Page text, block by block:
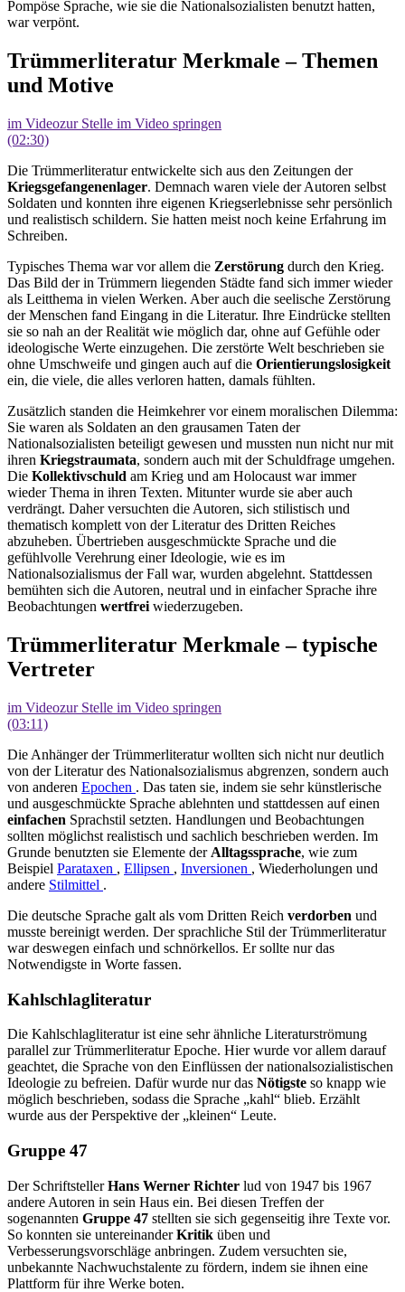
Pompöse Sprache, wie sie die Nationalsozialisten benutzt hatten,
war verpönt.
Trümmerliteratur Merkmale – Themen
und Motive
im Videozur Stelle im Video springen
(02:30)
Die Trümmerliteratur entwickelte sich aus den Zeitungen der
Kriegsgefangenenlager. Demnach waren viele der Autoren selbst
Soldaten und konnten ihre eigenen Kriegserlebnisse sehr persönlich
und realistisch schildern. Sie hatten meist noch keine Erfahrung im
Schreiben.
Typisches Thema war vor allem die Zerstörung durch den Krieg.
Das Bild der in Trümmern liegenden Städte fand sich immer wieder
als Leitthema in vielen Werken. Aber auch die seelische Zerstörung
der Menschen fand Eingang in die Literatur. Ihre Eindrücke stellten
sie so nah an der Realität wie möglich dar, ohne auf Gefühle oder
ideologische Werte einzugehen. Die zerstörte Welt beschrieben sie
ohne Umschweife und gingen auch auf die Orientierungslosigkeit
ein, die viele, die alles verloren hatten, damals fühlten.
Zusätzlich standen die Heimkehrer vor einem moralischen Dilemma:
Sie waren als Soldaten an den grausamen Taten der
Nationalsozialisten beteiligt gewesen und mussten nun nicht nur mit
ihren Kriegstraumata, sondern auch mit der Schuldfrage umgehen.
Die Kollektivschuld am Krieg und am Holocaust war immer
wieder Thema in ihren Texten. Mitunter wurde sie aber auch
verdrängt. Daher versuchten die Autoren, sich stilistisch und
thematisch komplett von der Literatur des Dritten Reiches
abzuheben. Übertrieben ausgeschmückte Sprache und die
gefühlvolle Verehrung einer Ideologie, wie es im
Nationalsozialismus der Fall war, wurden abgelehnt. Stattdessen
bemühten sich die Autoren, neutral und in einfacher Sprache ihre
Beobachtungen wertfrei wiederzugeben.
Trümmerliteratur Merkmale – typische
Vertreter
im Videozur Stelle im Video springen
(03:11)
Die Anhänger der Trümmerliteratur wollten sich nicht nur deutlich
von der Literatur des Nationalsozialismus abgrenzen, sondern auch
von anderen Epochen . Das taten sie, indem sie sehr künstlerische
und ausgeschmückte Sprache ablehnten und stattdessen auf einen
einfachen Sprachstil setzten. Handlungen und Beobachtungen
sollten möglichst realistisch und sachlich beschrieben werden. Im
Grunde benutzten sie Elemente der Alltagssprache, wie zum
Beispiel Parataxen , Ellipsen , Inversionen , Wiederholungen und
andere Stilmittel .
Die deutsche Sprache galt als vom Dritten Reich verdorben und
musste bereinigt werden. Der sprachliche Stil der Trümmerliteratur
war deswegen einfach und schnörkellos. Er sollte nur das
Notwendigste in Worte fassen.
Kahlschlagliteratur
Die Kahlschlagliteratur ist eine sehr ähnliche Literaturströmung
parallel zur Trümmerliteratur Epoche. Hier wurde vor allem darauf
geachtet, die Sprache von den Einflüssen der nationalsozialistischen
Ideologie zu befreien. Dafür wurde nur das Nötigste so knapp wie
möglich beschrieben, sodass die Sprache „kahl“ blieb. Erzählt
wurde aus der Perspektive der „kleinen“ Leute.
Gruppe 47
Der SchriftstellerHans Werner Richter lud von 1947 bis 1967
andere Autoren in sein Haus ein. Bei diesen Treffen der
sogenannten Gruppe 47 stellten sie sich gegenseitig ihre Texte vor.
So konnten sie untereinanderKritik üben und
Verbesserungsvorschläge anbringen. Zudem versuchten sie,
unbekannte Nachwuchstalente zu fördern, indem sie ihnen eine
Plattform für ihre Werke boten.